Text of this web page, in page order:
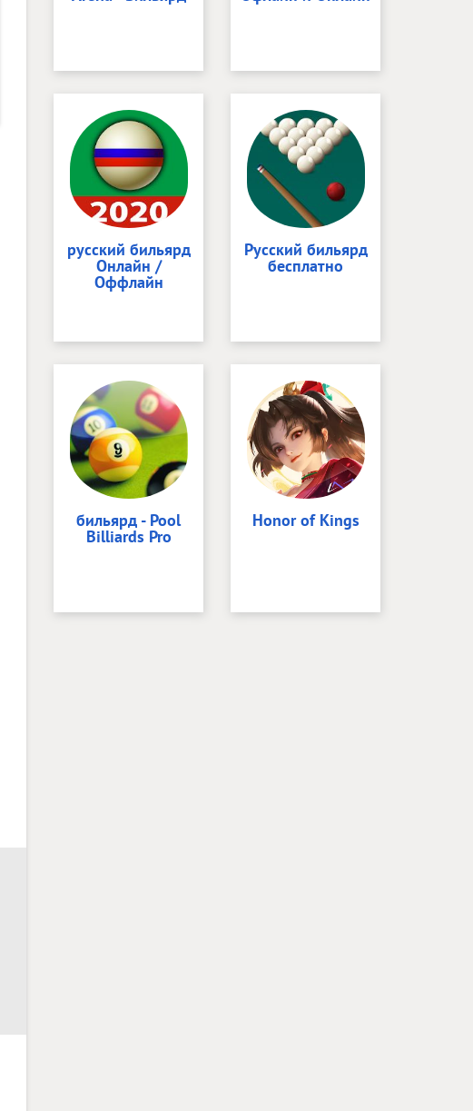
русский бильярд
Онлайн /
Оффлайн
Русский бильярд
бесплатно
бильярд - Pool
Billiards Pro
Honor of Kings